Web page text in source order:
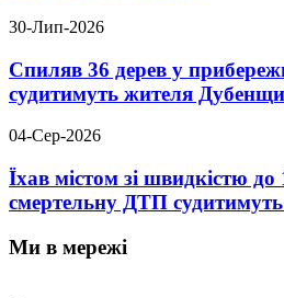
30-Лип-2026
Спиляв 36 дерев у
судитимуть жителя
04-Сер-2026
Їхав містом зі швидкістю
смертельну ДТП
Ми в мережі